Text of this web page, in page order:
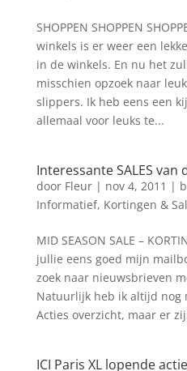
SHOPPEN SHOPPEN
winkels is er weer een
in de winkels. En nu het
misschien opzoek naar
slippers. Ik heb eens een
allemaal voor leuks te...
Interessante SALES
door Fleur| nov 4, 2011 |
Informatief, Kortingen &
MID SEASON SALE –
jullie eens goed mijn
zoek naar nieuwsbrieven
Natuurlijk heb ik altijd nog
Acties overzicht, maar er
ICI Paris XL lopende